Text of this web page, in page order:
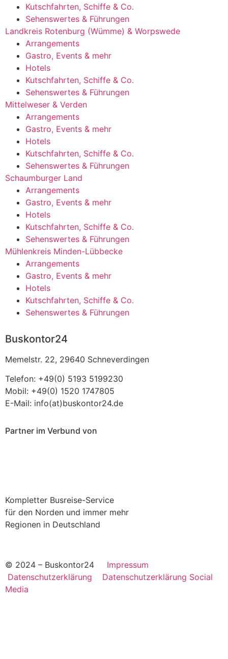
Kutschfahrten, Schiffe & Co.
Sehenswertes & Führungen
Landkreis Rotenburg (Wümme) & Worpswede
Arrangements
Gastro, Events & mehr
Hotels
Kutschfahrten, Schiffe & Co.
Sehenswertes & Führungen
Mittelweser & Verden
Arrangements
Gastro, Events & mehr
Hotels
Kutschfahrten, Schiffe & Co.
Sehenswertes & Führungen
Schaumburger Land
Arrangements
Gastro, Events & mehr
Hotels
Kutschfahrten, Schiffe & Co.
Sehenswertes & Führungen
Mühlenkreis Minden-Lübbecke
Arrangements
Gastro, Events & mehr
Hotels
Kutschfahrten, Schiffe & Co.
Sehenswertes & Führungen
Buskontor24
Memelstr. 22, 29640 Schneverdingen
Telefon: +49(0) 5193 5199230
Mobil: +49(0) 1520 1747805
E-Mail: info(at)buskontor24.de
Partner im Verbund von
Kompletter Busreise-Service
für den Norden und immer mehr
Regionen in Deutschland
© 2024 – Buskontor24 Impressum
Datenschutzerklärung Datenschutzerklärung Social
Media